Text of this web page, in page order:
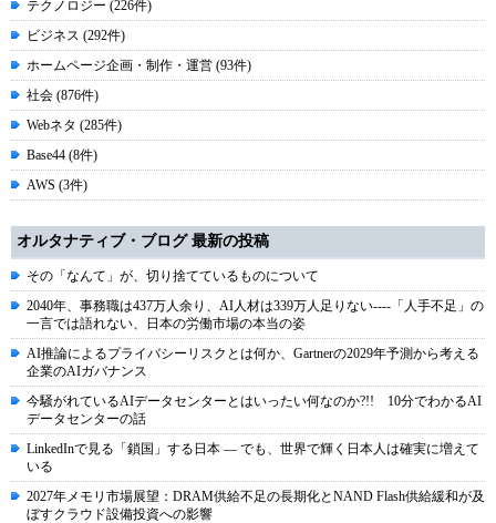
テクノロジー (226件)
ビジネス (292件)
ホームページ企画・制作・運営 (93件)
社会 (876件)
Webネタ (285件)
Base44 (8件)
AWS (3件)
オルタナティブ・ブログ 最新の投稿
その「なんて」が、切り捨てているものについて
2040年、事務職は437万人余り、AI人材は339万人足りない----「人手不足」の
一言では語れない、日本の労働市場の本当の姿
AI推論によるプライバシーリスクとは何か、Gartnerの2029年予測から考える
企業のAIガバナンス
今騒がれているAIデータセンターとはいったい何なのか?!! 10分でわかるAI
データセンターの話
LinkedInで見る「鎖国」する日本 ― でも、世界で輝く日本人は確実に増えて
いる
2027年メモリ市場展望：DRAM供給不足の長期化とNAND Flash供給緩和が及
ぼすクラウド設備投資への影響